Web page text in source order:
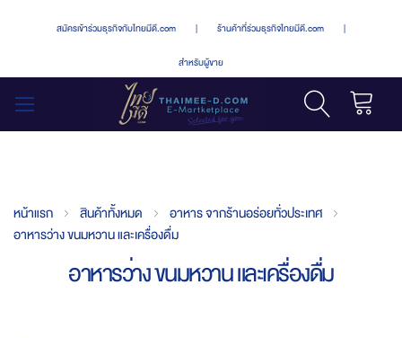
สมัครเข้าร่วมธุรกิจกับไทยมีดี.com | ร้านค้าที่ร่วมธุรกิจไทยมีดี.com |
สำหรับผู้ขาย
หน้าแรก สินค้าทั้งหมด
อาหาร จากร้านอร่อยทั่วประเทศ
อาหารว่าง ขนมหวาน และเครื่องดื่ม
อาหารว่าง ขนมหวาน และเครื่องดื่ม